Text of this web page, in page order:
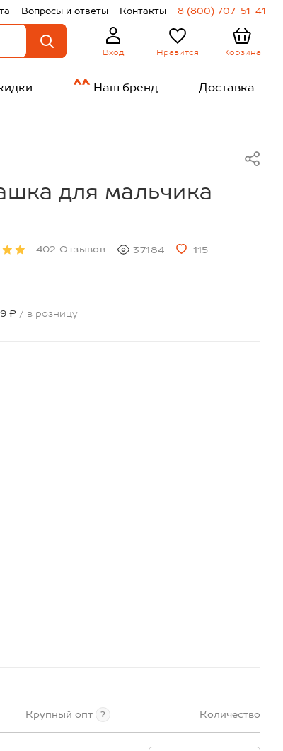
Вопросы и ответы Контакты 8 (800) 707-51-41
Вход Нравится Корзина
Наш бренд Доставка
для мальчика
402 Отзывов 37184 115
₽ / в розницу
Крупный опт ? Количество